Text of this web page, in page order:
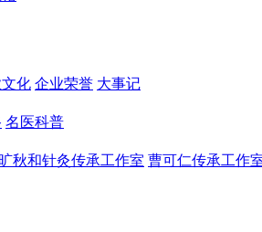
化 企业荣誉 大事记
名医科普
旷秋和针灸传承工作室 曹可仁传承工作